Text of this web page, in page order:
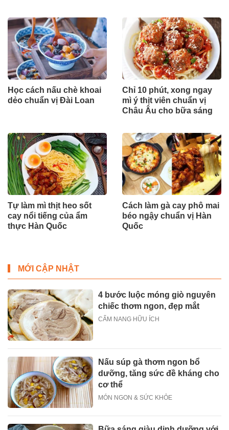
Học cách nấu chè khoai
dẻo chuẩn vị Đài Loan
Chỉ 10 phút, xong ngay
mì ý thịt viên chuẩn vị
Châu Âu cho bữa sáng
Tự làm mì thịt heo sốt
cay nổi tiếng của ẩm
thực Hàn Quốc
Cách làm gà cay phô mai
béo ngậy chuẩn vị Hàn
Quốc
MỚI CẬP NHẬT
4 bước luộc móng giò nguyên
chiếc thơm ngon, đẹp mắt
CẨM NANG HỮU ÍCH
Nấu súp gà thơm ngon bổ
dưỡng, tăng sức đề kháng cho
cơ thể
MÓN NGON & SỨC KHỎE